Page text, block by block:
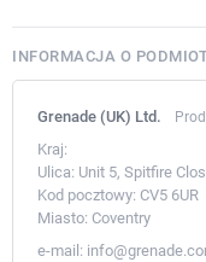
INFORMACJA O
Grenade (UK) Ltd.
Kraj:
Ulica: Unit 5, Spitfire
Kod pocztowy: CV5 6UR
Miasto: Coventry
e-mail: